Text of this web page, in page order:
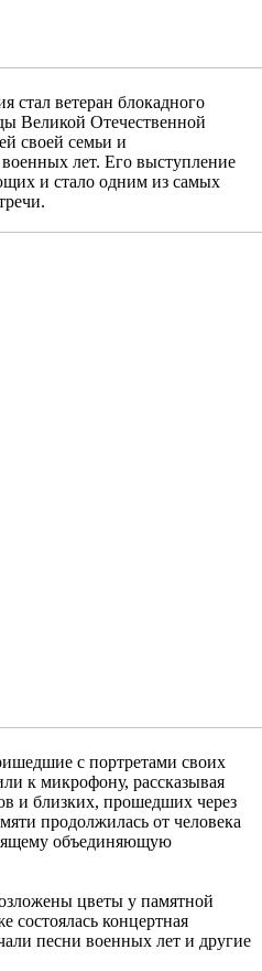
стал ветеран блокадного
Великой Отечественной
своей семьи и
лет. Его выступление
и стало одним из самых
с портретами своих
к микрофону, рассказывая
и близких, прошедших через
продолжилась от человека
объединяющую
цветы у памятной
состоялась концертная
песни военных лет и другие